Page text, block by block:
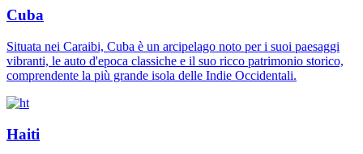
Cuba
Situata nei Caraibi, Cuba è un arcipelago noto per i suoi paesaggi
vibranti, le auto d'epoca classiche e il suo ricco patrimonio storico,
comprendente la più grande isola delle Indie Occidentali.
Haiti